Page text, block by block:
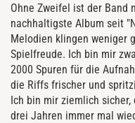
Ohne Zweifel ist der Band
nachhaltigste Album seit
Melodien klingen weniger
Spielfreude. Ich bin mir
2000 Spuren für die
die Riffs frischer und
Ich bin mir ziemlich
drei Jahren immer mal